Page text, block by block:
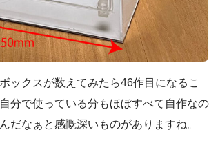
ックスが数えてみたら46作目になるこ
分で使っている分もほぼすべて自作なの
だなぁと感慨深いものがありますね。